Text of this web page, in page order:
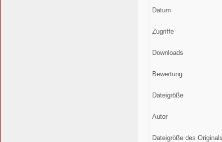
Datum
Zugriffe
Downloads
Bewertung
Dateigröße
Autor
Dateigröße des